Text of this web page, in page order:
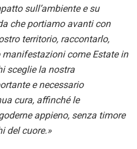
sull’ambiente e su
che portiamo avanti con
territorio, raccontarlo,
come Estate in
sceglie la nostra
e necessario
cura, affinché le
appieno, senza timore
del cuore.»